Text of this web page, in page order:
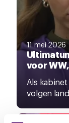
11 mei 2026
voor
Als
volgen